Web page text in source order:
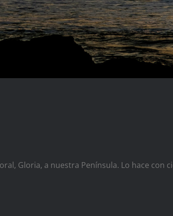
Gloria, a nuestra Península. Lo hace con